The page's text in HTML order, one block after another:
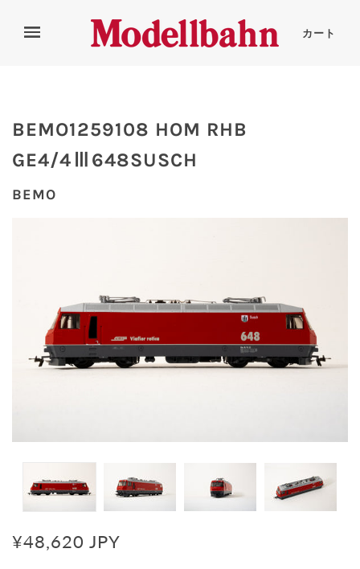
カート
BEMO1259108 HOM RHB
GE4/4Ⅲ648SUSCH
BEMO
¥48,620 JPY